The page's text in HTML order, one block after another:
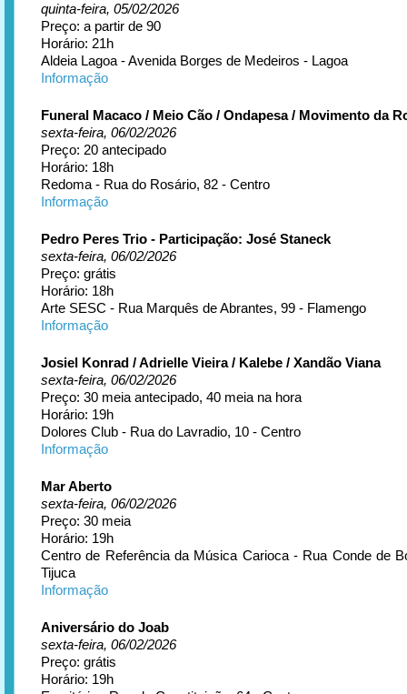
quinta-feira, 05/02/2026
Preço: a partir de 90
Horário: 21h
Aldeia Lagoa - Avenida Borges de Medeiros - Lagoa
Informação
Funeral Macaco / Meio Cão / Ondapesa / Movimento da
sexta-feira, 06/02/2026
Preço: 20 antecipado
Horário: 18h
Redoma - Rua do Rosário, 82 - Centro
Informação
Pedro Peres Trio - Participação: José Staneck
sexta-feira, 06/02/2026
Preço: grátis
Horário: 18h
Arte SESC - Rua Marquês de Abrantes, 99 - Flamengo
Informação
Josiel Konrad / Adrielle Vieira / Kalebe / Xandão Viana
sexta-feira, 06/02/2026
Preço: 30 meia antecipado, 40 meia na hora
Horário: 19h
Dolores Club - Rua do Lavradio, 10 - Centro
Informação
Mar Aberto
sexta-feira, 06/02/2026
Preço: 30 meia
Horário: 19h
Centro de Referência da Música Carioca - Rua Conde de
Tijuca
Informação
Aniversário do Joab
sexta-feira, 06/02/2026
Preço: grátis
Horário: 19h